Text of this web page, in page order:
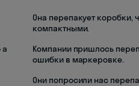
Она перепакует коробки,
компактными.
a
Компании пришлось
ошибки в маркеровке.
Они попросили нас